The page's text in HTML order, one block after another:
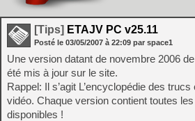
[Tips] ETAJV PC v25.11
Posté le 03/05/2007 à 22:09 par space1
Une version datant de novembre 2006
été mis à jour sur le site.
Rappel: Il s’agit L’encyclopédie des
vidéo. Chaque version contient toutes
disponibles !